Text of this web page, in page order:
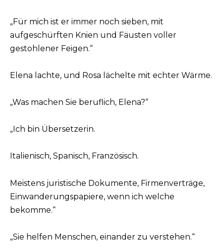
„Für mich ist er immer noch sieben, mit
aufgeschürften Knien und Fäusten voller
gestohlener Feigen.“
Elena lachte, und Rosa lächelte mit echter Wärme.
„Was machen Sie beruflich, Elena?“
„Ich bin Übersetzerin.
Italienisch, Spanisch, Französisch.
Meistens juristische Dokumente, Firmenverträge,
Einwanderungspapiere, wenn ich welche
bekomme.“
„Sie helfen Menschen, einander zu verstehen.“